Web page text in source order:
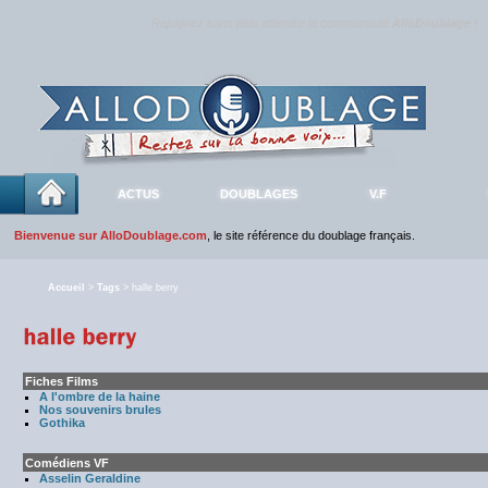
ACTUS DOUBLAGES V.F
Bienvenue sur AlloDoublage.com , le site référence du doublage français.
Accueil > Tags > halle berry
Fiches Films
A l'ombre de la haine
Nos souvenirs brules
Gothika
Comédiens VF
Asselin Geraldine